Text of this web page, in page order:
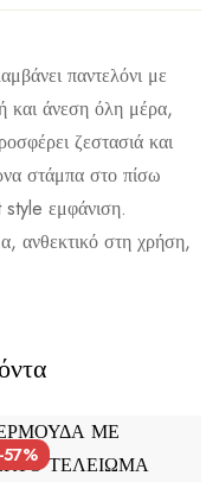
παντελόνι με
και άνεση όλη μέρα,
ζεστασιά και
στάμπα στο πίσω
style εμφάνιση.
ανθεκτικό στη χρήση,
-57%